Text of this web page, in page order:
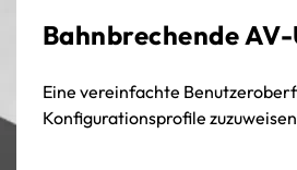
Bahnbrechende
Eine vereinfachte
Konfigurationsprofile